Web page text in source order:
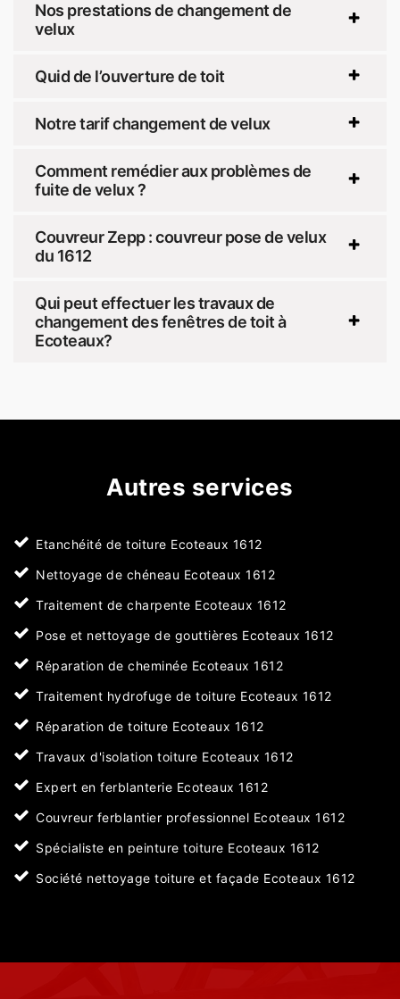
Nos prestations de changement de
velux
Quid de l’ouverture de toit
Notre tarif changement de velux
Comment remédier aux problèmes de
fuite de velux ?
Couvreur Zepp : couvreur pose de velux
du 1612
Qui peut effectuer les travaux de
changement des fenêtres de toit à
Ecoteaux?
Autres services
Etanchéité de toiture Ecoteaux 1612
Nettoyage de chéneau Ecoteaux 1612
Traitement de charpente Ecoteaux 1612
Pose et nettoyage de gouttières Ecoteaux 1612
Réparation de cheminée Ecoteaux 1612
Traitement hydrofuge de toiture Ecoteaux 1612
Réparation de toiture Ecoteaux 1612
Travaux d'isolation toiture Ecoteaux 1612
Expert en ferblanterie Ecoteaux 1612
Couvreur ferblantier professionnel Ecoteaux 1612
Spécialiste en peinture toiture Ecoteaux 1612
Société nettoyage toiture et façade Ecoteaux 1612